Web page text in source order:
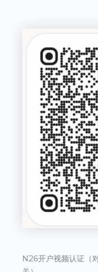
N26开户视频认证（